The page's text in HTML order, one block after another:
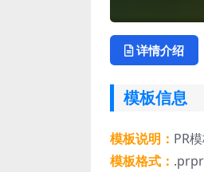
详情介绍
模板信息
模板说明： PR
模板格式：